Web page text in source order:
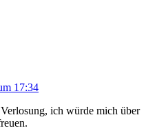
17:34
ich würde mich über